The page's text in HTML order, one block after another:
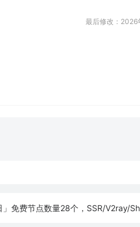
最后修改：2026
费节点数量28个，SSR/V2ray/Shadowrocket/